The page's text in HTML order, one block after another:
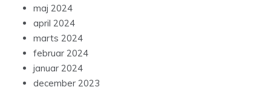
maj 2024
april 2024
marts 2024
februar 2024
januar 2024
december 2023